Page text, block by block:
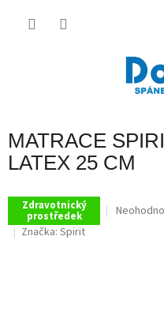
MATRACE
LATEX 25 CM
Zdravotnický
prostředek
Průměrné
Značka: Spirit